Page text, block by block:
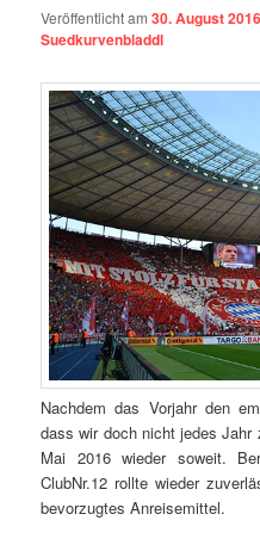
Veröffentlicht am30. August 2016
Suedkurvenbladdl
Nachdem das Vorjahr den
dass wir doch nicht jedes
Mai 2016 wieder soweit.
ClubNr.12 rollte wieder
bevorzugtes Anreisemittel.